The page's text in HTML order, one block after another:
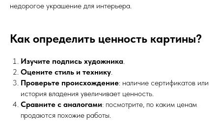
недорогое украшение для интерьера.
Как определить ценность картины?
Изучите подпись художника.
Оцените стиль и технику.
Проверьте происхождение: наличие сертификатов или
история владения увеличивает ценность.
Сравните с аналогами: посмотрите, по каким ценам
продаются похожие работы.